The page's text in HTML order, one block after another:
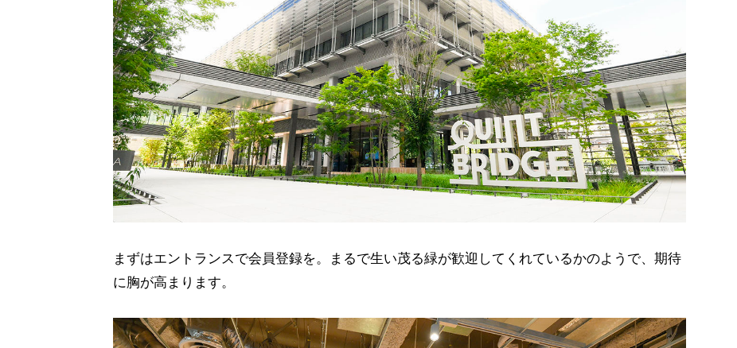
まずはエントランスで会員登録を。まるで生い茂る緑が歓迎してくれているかのようで、期待
に胸が高まります。